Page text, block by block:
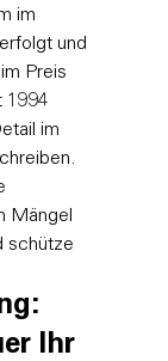
im
und
Preis
1994
im
Mängel
schütze
Ihr